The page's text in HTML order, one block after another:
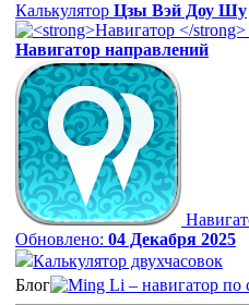
Калькулятор Цзы Вэй Доу Шу
Навигатор направлений
Обновлено: 04 Декабря 2025
Калькулятор двухчасовок
Блог